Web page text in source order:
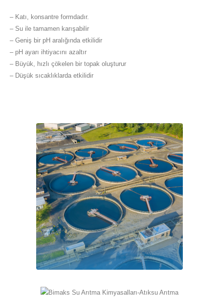
– Katı, konsantre formdadır.
– Su ile tamamen karışabilir
– Geniş bir pH aralığında etkilidir
– pH ayarı ihtiyacını azaltır
– Büyük, hızlı çökelen bir topak oluşturur
– Düşük sıcaklıklarda etkilidir